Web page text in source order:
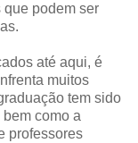
podem ser
até aqui, é
muitos
tem sido
como a
professores